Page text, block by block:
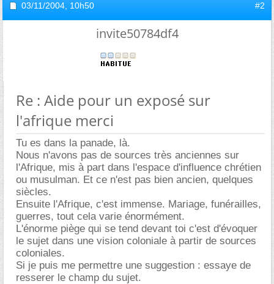
03/11/2004, 10h50 #2
invite50784df4
Re : Aide pour un exposé sur
l'afrique merci
Tu es dans la panade, là.
Nous n'avons pas de sources très anciennes sur
l'Afrique, mis à part dans l'espace d'influence chrétien
ou musulman. Et ce n'est pas bien ancien, quelques
siècles.
Ensuite l'Afrique, c'est immense. Mariage, funérailles,
guerres, tout cela varie énormément.
L'énorme piège qui se tend devant toi c'est d'évoquer
le sujet dans une vision coloniale à partir de sources
coloniales.
Si je puis me permettre une suggestion : essaye de
resserer le champ du sujet.